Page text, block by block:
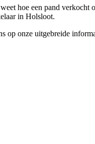
hoe een pand
in Holsloot.
op onze uitgebreide